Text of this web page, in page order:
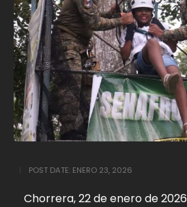
POST DATE: ENERO 23, 2026
Chorrera, 22 de enero de 2026